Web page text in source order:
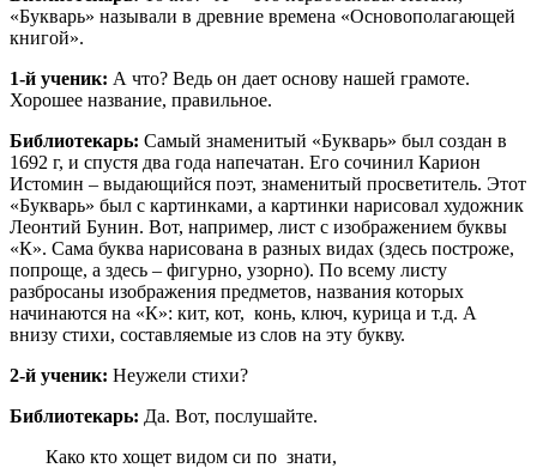
«Букварь» называли в древние времена «Основополагающей
книгой».
1-й ученик: А что? Ведь он дает основу нашей грамоте.
Хорошее название, правильное.
Библиотекарь: Самый знаменитый «Букварь» был создан в
1692 г, и спустя два года напечатан. Его сочинил Карион
Истомин – выдающийся поэт, знаменитый просветитель. Этот
«Букварь» был с картинками, а картинки нарисовал художник
Леонтий Бунин. Вот, например, лист с изображением буквы
«К». Сама буква нарисована в разных видах (здесь построже,
попроще, а здесь – фигурно, узорно). По всему листу
разбросаны изображения предметов, названия которых
начинаются на «К»: кит, кот, конь, ключ, курица и т.д. А
внизу стихи, составляемые из слов на эту букву.
2-й ученик: Неужели стихи?
Библиотекарь: Да. Вот, послушайте.
Како кто хощет видом си по знати,